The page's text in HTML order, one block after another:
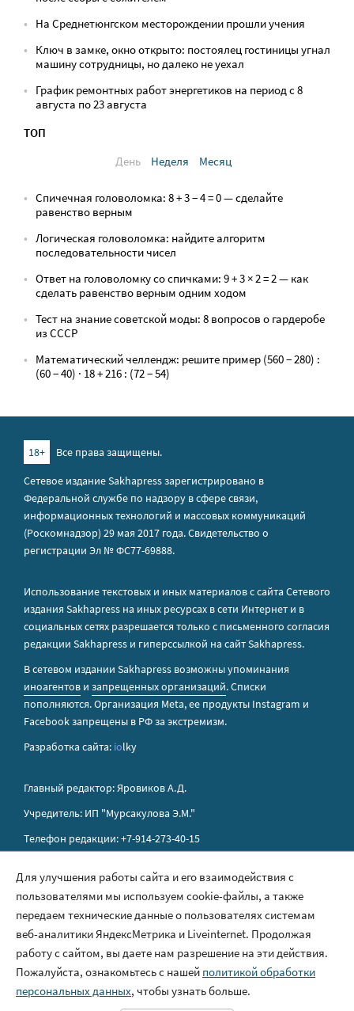
На Среднетюнгском месторождении прошли учения
Ключ в замке, окно открыто: постоялец гостиницы угнал
машину сотрудницы, но далеко не уехал
График ремонтных работ энергетиков на период с 8
августа по 23 августа
ТОП
День
Неделя Месяц
Спичечная головоломка: 8 + 3 − 4 = 0 — сделайте
равенство верным
Логическая головоломка: найдите алгоритм
последовательности чисел
Ответ на головоломку со спичками: 9 + 3 × 2 = 2 — как
сделать равенство верным одним ходом
Тест на знание советской моды: 8 вопросов о гардеробе
из СССР
Математический челлендж: решите пример (560 − 280) :
(60 − 40) · 18 + 216 : (72 − 54)
18+
Все права защищены.
Сетевое издание Sakhapress зарегистрировано в
Федеральной службе по надзору в сфере связи,
информационных технологий и массовых коммуникаций
(Роскомнадзор) 29 мая 2017 года. Свидетельство о
регистрации Эл № ФС77-69888.
Использование текстовых и иных материалов с сайта Сетевого
издания Sakhapress на иных ресурсах в сети Интернет и в
социальных сетях разрешается только с письменного согласия
редакции Sakhapress и гиперссылкой на сайт Sakhapress.
В сетевом издании Sakhapress возможны упоминания
иноагентов и запрещенных организаций. Списки
пополняются. Организация Metа, ее продукты Instagram и
Facebook запрещены в РФ за экстремизм.
Разработка сайта: iolky
Главный редактор: Яровиков А.Д.
Учредитель: ИП "Мурсакулова Э.М."
Телефон редакции: +7-914-273-40-15
Правила сайта
Политика обработки персональных данных
Размещение рекламы
Контакты
Для улучшения работы сайта и его взаимодействия с
пользователями мы используем cookie-файлы, а также
передаем технические данные о пользователях системам
веб-аналитики ЯндексМетрика и Liveinternet. Продолжая
работу с сайтом, вы даете нам разрешение на эти действия.
Пожалуйста, ознакомьтесь с нашей политикой обработки
персональных данных, чтобы узнать больше.